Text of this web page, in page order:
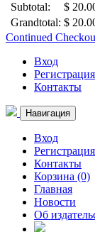
Subtotal:
$
Grandtotal: $
Continued
Вход
Регистрация
Контакты
Навигация
Вход
Регистрация
Контакты
Корзина (0)
Главная
Новости
Об